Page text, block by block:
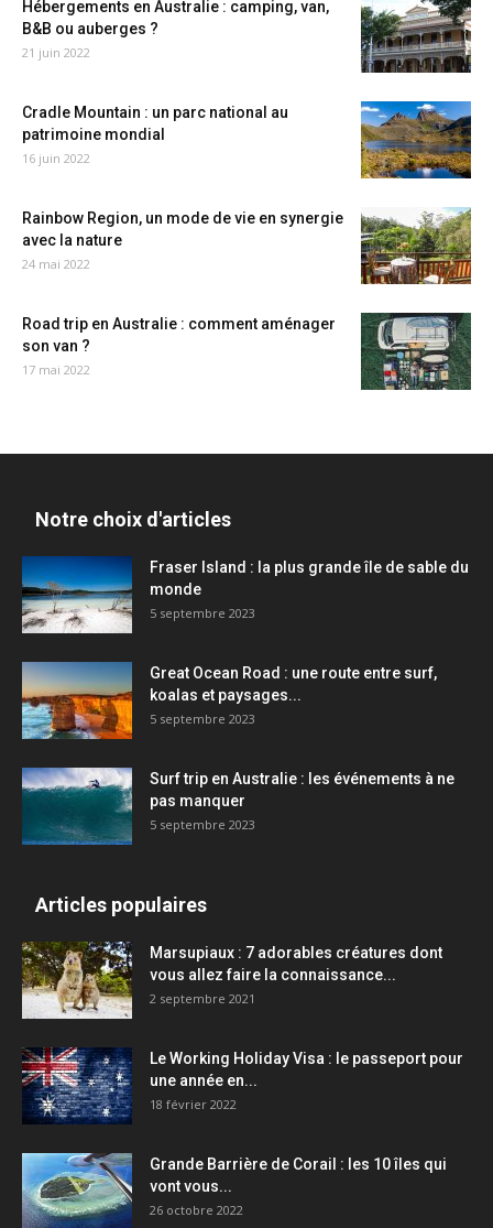
Hébergements en Australie : camping, van,
B&B ou auberges ?
21 juin 2022
Cradle Mountain : un parc national au
patrimoine mondial
16 juin 2022
Rainbow Region, un mode de vie en synergie
avec la nature
24 mai 2022
Road trip en Australie : comment aménager
son van ?
17 mai 2022
Notre choix d'articles
Fraser Island : la plus grande île de sable du
monde
5 septembre 2023
Great Ocean Road : une route entre surf,
koalas et paysages...
5 septembre 2023
Surf trip en Australie : les événements à ne
pas manquer
5 septembre 2023
Articles populaires
Marsupiaux : 7 adorables créatures dont
vous allez faire la connaissance...
2 septembre 2021
Le Working Holiday Visa : le passeport pour
une année en...
18 février 2022
Grande Barrière de Corail : les 10 îles qui
vont vous...
26 octobre 2022